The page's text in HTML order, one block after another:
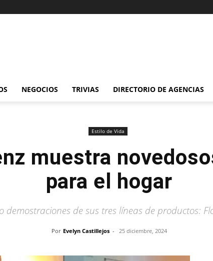
NEGOCIOS TRIVIAS DIRECTORIO DE AGENCIAS
Estilo de Vida
muestra
para el hogar
demostraciones de sus tres líneas de productos:
Por Evelyn Castillejos - 25 diciembre, 2024